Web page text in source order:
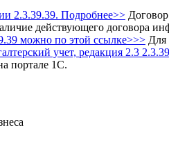
2.3.39.39. Подробнее>>
действующего договора
можно по этой ссылке>>> Для
учет, редакция 2.3
портале 1С.